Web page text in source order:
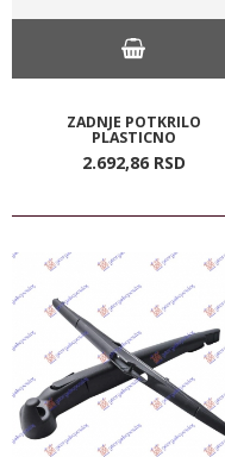
ZADNJE POTKRILO
PLASTICNO
2.692,86 RSD